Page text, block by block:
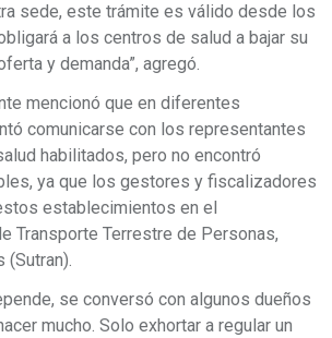
sede, este trámite es válido desde los
a los centros de salud a bajar su
y demanda”, agregó.
mencionó que en diferentes
comunicarse con los representantes
habilitados, pero no encontró
ya que los gestores y fiscalizadores
establecimientos en el
Transporte Terrestre de Personas,
(Sutran).
se conversó con algunos dueños
mucho. Solo exhortar a regular un